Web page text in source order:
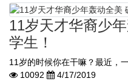
11岁天才华裔少
学生！
11岁的时候你在干嘛？最近，一
10092
4/17/2019